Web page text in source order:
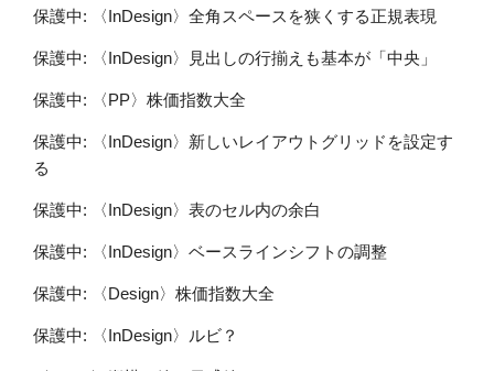
保護中: 〈InDesign〉全角スペースを狭くする正規表現
保護中: 〈InDesign〉見出しの行揃えも基本が「中央」
保護中: 〈PP〉株価指数大全
保護中: 〈InDesign〉新しいレイアウトグリッドを設定す
る
保護中: 〈InDesign〉表のセル内の余白
保護中: 〈InDesign〉ベースラインシフトの調整
保護中: 〈Design〉株価指数大全
保護中: 〈InDesign〉ルビ？